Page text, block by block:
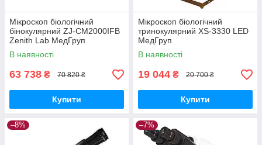
Мікроскоп біологічний
бінокулярний ZJ-CM2000IFB
Zenith Lab МедГруп
В наявності
63 738 ₴ 70 820 ₴
Купити
Мікроскоп біологічний
тринокулярний XS-3330 LED
МедГруп
В наявності
19 044 ₴ 20 700 ₴
Купити
–8% –7%